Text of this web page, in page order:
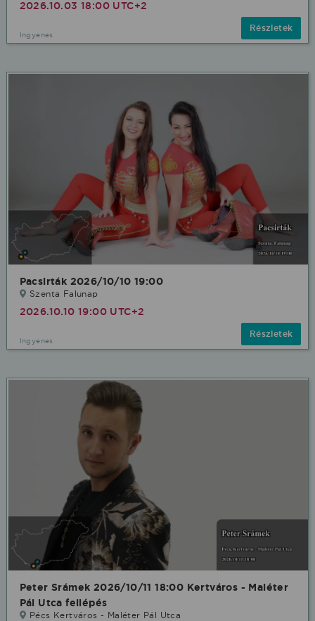
2026.10.03 18:00 UTC+2
Ingyenes
Részletek
Pacsirták 2026/10/10 19:00
Szenta Falunap
2026.10.10 19:00 UTC+2
Ingyenes
Részletek
Peter Srámek 2026/10/11 18:00 Kertváros - Maléter
Pál Utca fellépés
Pécs Kertváros - Maléter Pál Utca